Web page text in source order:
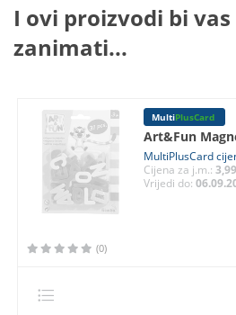
I ovi proizvodi bi
zanimati...
MultiPlusCard
Art&Fun
MultiPlusCard
Cijena za j.m.:
Vrijedi do:
(0)